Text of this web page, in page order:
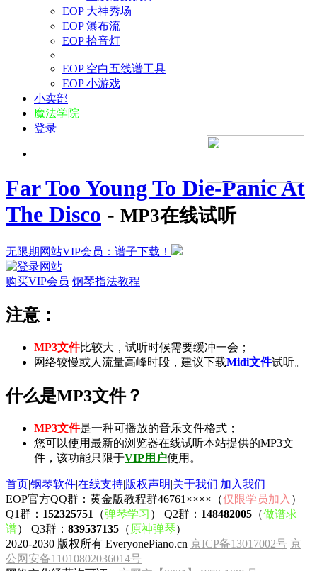
EOP 大神秀场
EOP 瀑布流
EOP 拾音灯
EOP 空白五线谱工具
EOP 小游戏
小卖部
魔法学院
登录
Far Too Young To Die-Panic At
The Disco - MP3在线试听
无限期网站VIP会员：谱子下载！
购买VIP会员 钢琴指法教程
注意：
MP3文件比较大，试听时候需要缓冲一会；
网络较慢或人流量高峰时段，建议下载Midi文件试听。
什么是MP3文件？
MP3文件是一种可播放的音乐文件格式；
您可以使用最新的浏览器在线试听本站提供的MP3文
件，该功能只限于VIP用户使用。
首页|钢琴软件|在线支持|版权声明|关于我们|加入我们
EOP官方QQ群：黄金版教程群46761××××（仅限学员加入 ）
Q1群： 152325751 （弹琴学习 ） Q2群： 148482005 （做谱求
谱） Q3群： 839537135 （ 原神弹琴）
2020-2030 版权所有 EveryonePiano.cn 京ICP备13017002号 京
公网安备11010802036014号